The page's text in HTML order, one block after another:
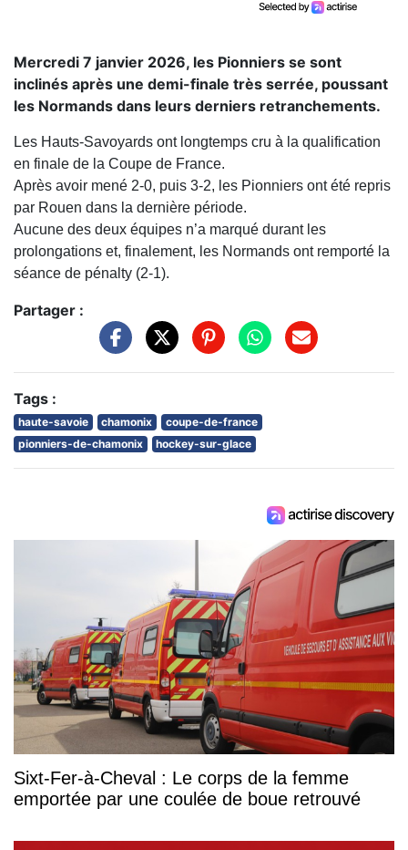
Mercredi 7 janvier 2026, les Pionniers se sont
inclinés après une demi-finale très serrée, poussant
les Normands dans leurs derniers retranchements.
Les Hauts-Savoyards ont longtemps cru à la qualification
en finale de la Coupe de France.
Après avoir mené 2-0, puis 3-2, les Pionniers ont été repris
par Rouen dans la dernière période.
Aucune des deux équipes n’a marqué durant les
prolongations et, finalement, les Normands ont remporté la
séance de pénalty (2-1).
Partager :
Tags :
haute-savoie chamonix
coupe-de-france
pionniers-de-chamonix
hockey-sur-glace
Sixt-Fer-à-Cheval : Le corps de la femme
emportée par une coulée de boue retrouvé